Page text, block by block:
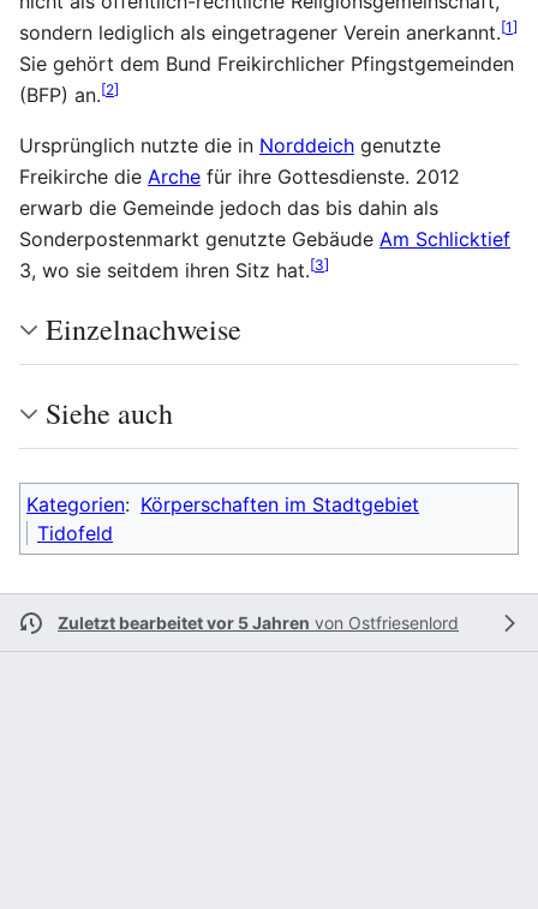
sondern lediglich als eingetragener Verein anerkannt.[1]
Sie gehört dem Bund Freikirchlicher Pfingstgemeinden
(BFP) an.[2]
Ursprünglich nutzte die in Norddeich genutzte
Freikirche die Arche für ihre Gottesdienste. 2012
erwarb die Gemeinde jedoch das bis dahin als
Sonderpostenmarkt genutzte Gebäude Am Schlicktief
3, wo sie seitdem ihren Sitz hat.[3]
Einzelnachweise
Siehe auch
Kategorien: Körperschaften im Stadtgebiet
Tidofeld
Zuletzt bearbeitet vor 5 Jahren von Ostfriesenlord